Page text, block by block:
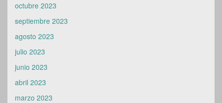
octubre 2023
septiembre 2023
agosto 2023
julio 2023
junio 2023
abril 2023
marzo 2023